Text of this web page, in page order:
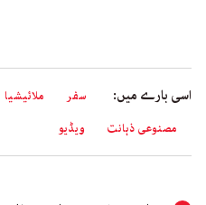
اسی بارے میں: سفر ملائیشیا
مصنوعی ذہانت
ویڈیو